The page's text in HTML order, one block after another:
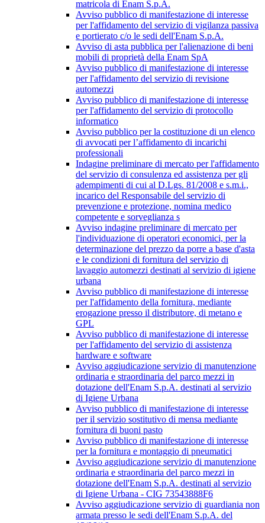
matricola di Enam S.p.A.
Avviso pubblico di manifestazione di interesse
per l'affidamento del servizio di vigilanza passiva
e portierato c/o le sedi dell'Enam S.p.A.
Avviso di asta pubblica per l'alienazione di beni
mobili di proprietà della Enam SpA
Avviso pubblico di manifestazione di interesse
per l'affidamento del servizio di revisione
automezzi
Avviso pubblico di manifestazione di interesse
per l'affidamento del servizio di protocollo
informatico
Avviso pubblico per la costituzione di un elenco
di avvocati per l’affidamento di incarichi
professionali
Indagine preliminare di mercato per l'affidamento
del servizio di consulenza ed assistenza per gli
adempimenti di cui al D.Lgs. 81/2008 e s.m.i.,
incarico del Responsabile del servizio di
prevenzione e protezione, nomina medico
competente e sorveglianza s
Avviso indagine preliminare di mercato per
l'individuazione di operatori economici, per la
determinazione del prezzo da porre a base d'asta
e le condizioni di fornitura del servizio di
lavaggio automezzi destinati al servizio di igiene
urbana
Avviso pubblico di manifestazione di interesse
per l'affidamento della fornitura, mediante
erogazione presso il distributore, di metano e
GPL
Avviso pubblico di manifestazione di interesse
per l'affidamento del servizio di assistenza
hardware e software
Avviso aggiudicazione servizio di manutenzione
ordinaria e straordinaria del parco mezzi in
dotazione dell'Enam S.p.A. destinati al servizio
di Igiene Urbana
Avviso pubblico di manifestazione di interesse
per il servizio sostitutivo di mensa mediante
fornitura di buoni pasto
Avviso pubblico di manifestazione di interesse
per la fornitura e montaggio di pneumatici
Avviso aggiudicazione servizio di manutenzione
ordinaria e straordinaria del parco mezzi in
dotazione dell'Enam S.p.A. destinati al servizio
di Igiene Urbana - CIG 73543888F6
Avviso aggiudicazione servizio di guardiania non
armata presso le sedi dell'Enam S.p.A. del